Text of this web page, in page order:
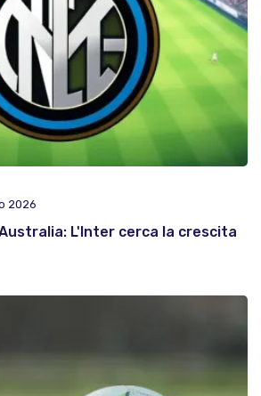
2026
L'Inter cerca la crescita